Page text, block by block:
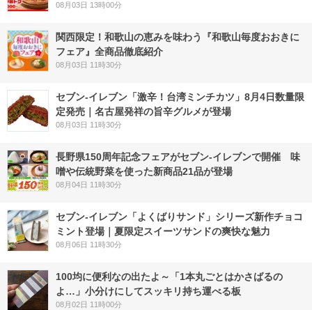
08月03日 13時00分
関西限定！和歌山の恵みを味わう『和歌山毎度おおきに
フェア』全商品徹底紹介
08月03日 11時30分
セブン-イレブン「激辛！台湾ミンチカツ」8月4日数量限
定発売｜名古屋発祥の旨辛グルメが登場
08月03日 11時30分
長野県150周年記念フェアがセブン-イレブンで開催 味
噌や伝統野菜を使った新商品21品が登場
08月04日 11時30分
セブン‐イレブン「よくばりサンド」シリーズ新作チョコ
ミント登場｜夏限定スイーツサンドの爽快な魅力
08月06日 11時30分
100均に便利なの出たよ～「1本丸ごとはかさばるの
よ…」小分けにしてスッキリ持ち運べる板
08月02日 11時00分